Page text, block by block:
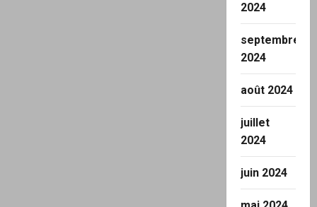
2024
septembre
2024
août 2024
juillet
2024
juin 2024